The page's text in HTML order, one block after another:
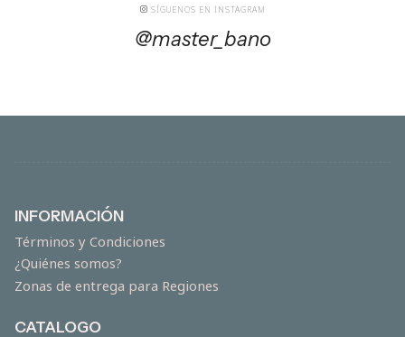
SÍGUENOS EN INSTAGRAM
@master_bano
INFORMACIÓN
Términos y Condiciones
¿Quiénes somos?
Zonas de entrega para Regiones
CATALOGO